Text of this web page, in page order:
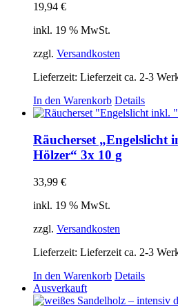
werden
19,94 €
inkl. 19 % MwSt.
zzgl. Versandkosten
Lieferzeit: Lieferzeit ca. 2-3
In den Warenkorb Details
Räucherset „Engelslicht
Hölzer“ 3x 10 g
33,99 €
inkl. 19 % MwSt.
zzgl. Versandkosten
Lieferzeit: Lieferzeit ca. 2-3
In den Warenkorb Details
Ausverkauft